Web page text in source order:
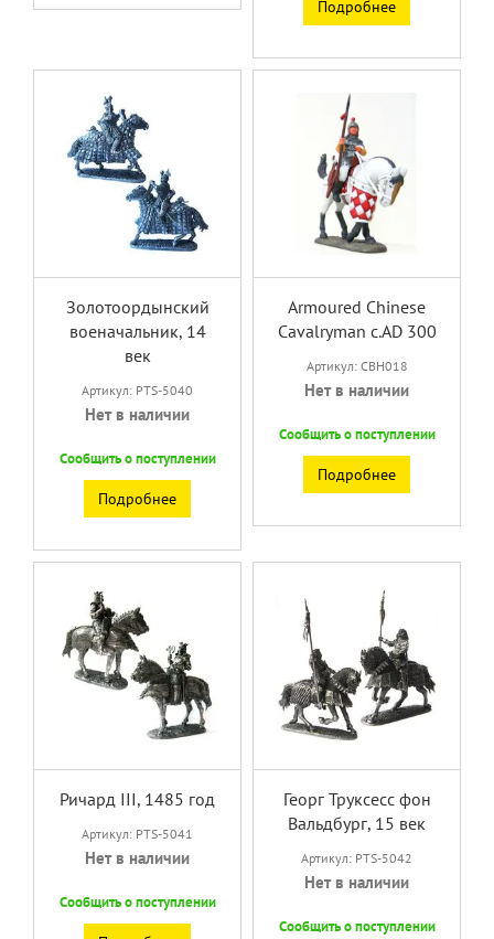
Подробнее
Золотоордынский
военачальник, 14
век
Артикул: PTS-5040
Нет в наличии
Сообщить о поступлении
Подробнее
Armoured Chinese
Cavalryman c.AD 300
Артикул: CBH018
Нет в наличии
Сообщить о поступлении
Подробнее
Ричард III, 1485 год
Артикул: PTS-5041
Нет в наличии
Сообщить о поступлении
Георг Труксесс фон
Вальдбург, 15 век
Артикул: PTS-5042
Нет в наличии
Сообщить о поступлении